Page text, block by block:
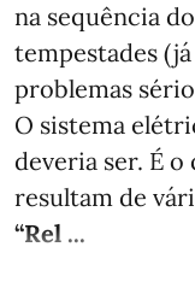
na sequência
tempestades
problemas
O sistema
deveria ser. É
resultam de
“Rel ...